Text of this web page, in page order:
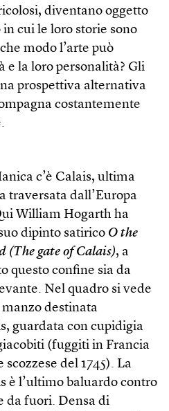
diventano oggetto
cui le loro storie sono
modo l’arte può
e la loro personalità? Gli
prospettiva alternativa
costantemente
c’è Calais, ultima
traversata dall’Europa
William Hogarth ha
dipinto satirico O the
(The gate of Calais), a
questo confine sia da
Nel quadro si vede
destinata
guardata con cupidigia
(fuggiti in Francia
del 1745). La
è l’ultimo baluardo contro
da fuori. Densa di